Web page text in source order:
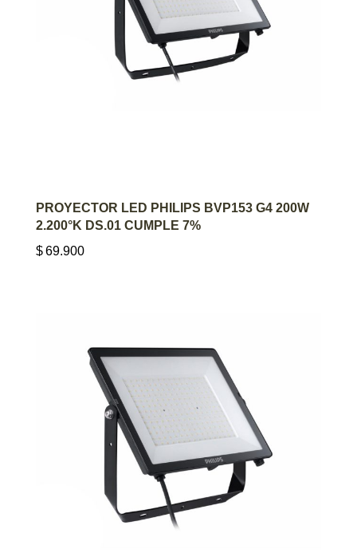
AGREGAR AL CARRITO
PROYECTOR LED PHILIPS BVP153 G4 200W
2.200°K DS.01 CUMPLE 7%
$69.900